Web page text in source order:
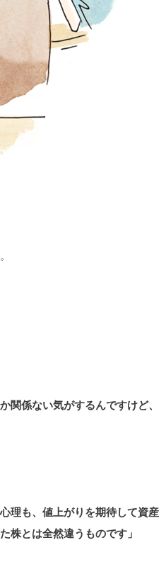
係ない気がするんですけど、
理も、値上がりを期待して資産
株とは全然違うものです」